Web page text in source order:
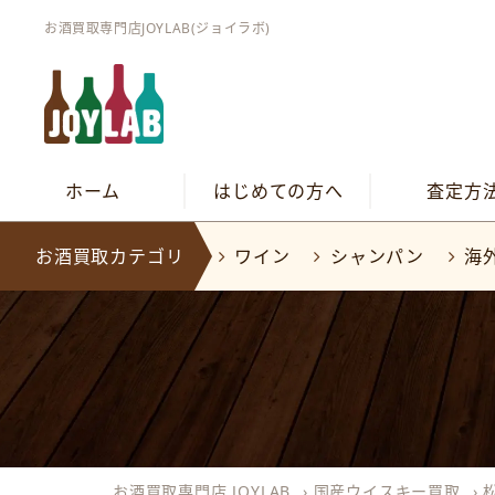
お酒買取専門店JOYLAB(ジョイラボ)
ホーム はじめての方へ 査定方
お酒買取カテゴリ ワイン シャンパン 海